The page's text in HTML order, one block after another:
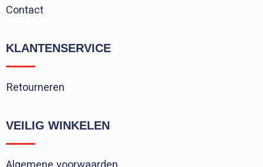
Contact
KLANTENSERVICE
Retourneren
VEILIG WINKELEN
Algemene voorwaarden